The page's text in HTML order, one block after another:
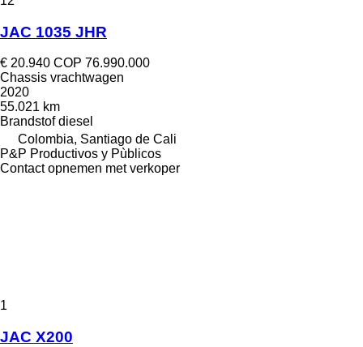
JAC 1035 JHR
€ 20.940 COP 76.990.000
Chassis vrachtwagen
2020
55.021 km
Brandstof diesel
Colombia, Santiago de Cali
P&P Productivos y Pùblicos
Contact opnemen met verkoper
1
JAC X200